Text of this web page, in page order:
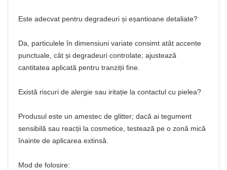
Este adecvat pentru degradeuri și eșantioane detaliate?
Da, particulele în dimensiuni variate consimt atât accente
punctuale, cât și degradeuri controlate; ajustează
cantitatea aplicată pentru tranziții fine.
Există riscuri de alergie sau iritație la contactul cu pielea?
Produsul este un amestec de glitter; dacă ai tegument
sensibilă sau reacții la cosmetice, testează pe o zonă mică
înainte de aplicarea extinsă.
Mod de folosire: